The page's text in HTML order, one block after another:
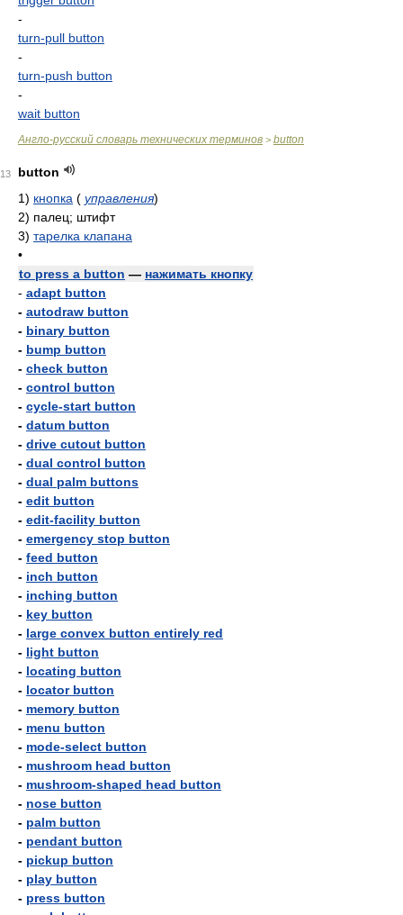
-
turn-pull button
-
turn-push button
-
wait button
Англо-русский словарь технических терминов > button
13
button
1) кнопка ( управления)
2) палец; штифт
3) тарелка клапана
•
to press a button — нажимать кнопку
- adapt button
- autodraw button
- binary button
- bump button
- check button
- control button
- cycle-start button
- datum button
- drive cutout button
- dual control button
- dual palm buttons
- edit button
- edit-facility button
- emergency stop button
- feed button
- inch button
- inching button
- key button
- large convex button entirely red
- light button
- locating button
- locator button
- memory button
- menu button
- mode-select button
- mushroom head button
- mushroom-shaped head button
- nose button
- palm button
- pendant button
- pickup button
- play button
- press button